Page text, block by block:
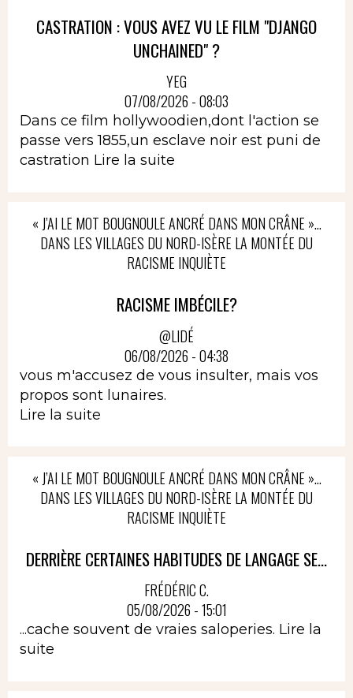
CASTRATION : VOUS AVEZ VU LE FILM "DJANGO
UNCHAINED" ?
YEG
07/08/2026 - 08:03
Dans ce film hollywoodien,dont l'action se
passe vers 1855,un esclave noir est puni de
castration Lire la suite
« J’AI LE MOT BOUGNOULE ANCRÉ DANS MON CRÂNE »…
DANS LES VILLAGES DU NORD-ISÈRE LA MONTÉE DU
RACISME INQUIÈTE
RACISME IMBÉCILE?
@LIDÉ
06/08/2026 - 04:38
vous m'accusez de vous insulter, mais vos
propos sont lunaires.
Lire la suite
« J’AI LE MOT BOUGNOULE ANCRÉ DANS MON CRÂNE »…
DANS LES VILLAGES DU NORD-ISÈRE LA MONTÉE DU
RACISME INQUIÈTE
DERRIÈRE CERTAINES HABITUDES DE LANGAGE SE...
FRÉDÉRIC C.
05/08/2026 - 15:01
...cache souvent de vraies saloperies. Lire la
suite